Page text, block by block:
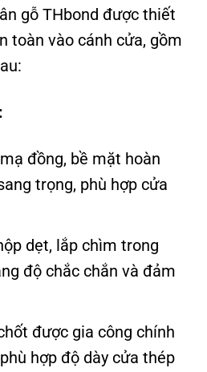
gỗ THbond được thiết
toàn vào cánh cửa, gồm
đồng, bề mặt hoàn
trọng, phù hợp cửa
dẹt, lắp chìm trong
độ chắc chắn và đảm
được gia công chính
hợp độ dày cửa thép